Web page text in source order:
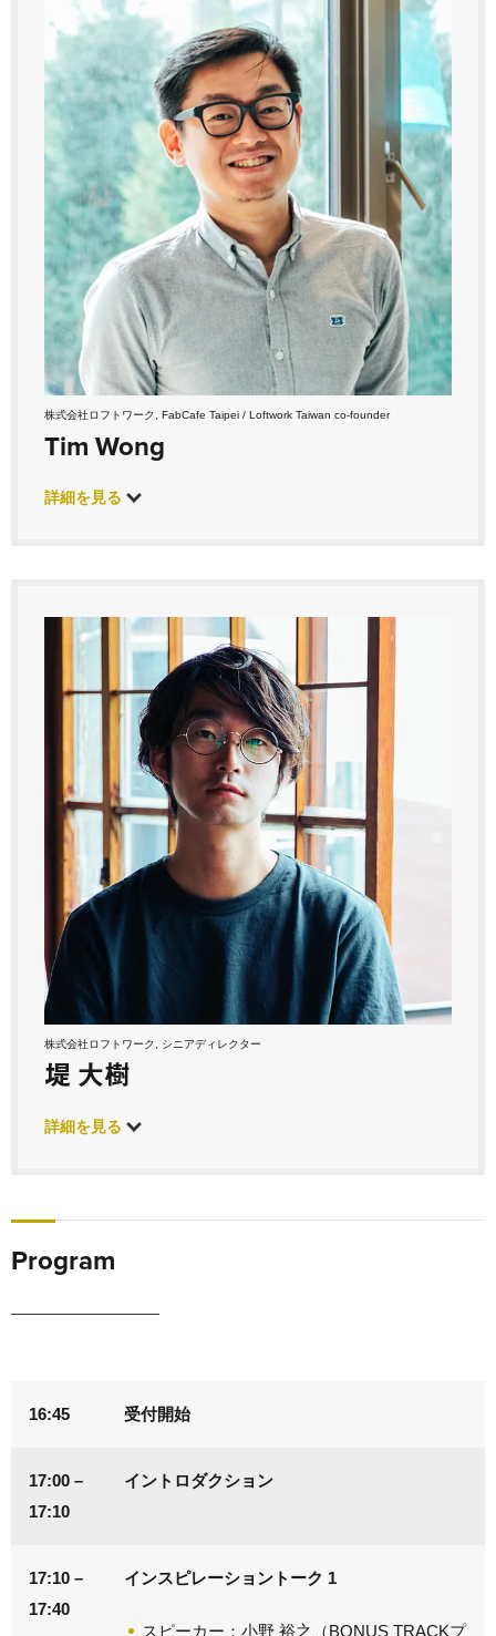
株式会社ロフトワーク, FabCafe Taipei / Loftwork Taiwan co-founder
Tim Wong
詳細を見る
株式会社ロフトワーク, シニアディレクター
堤 大樹
詳細を見る
Program
16:45 受付開始
17:00 –
17:10
イントロダクション
17:10 –
17:40
インスピレーショントーク 1
スピーカー：小野 裕之（BONUS TRACKプ